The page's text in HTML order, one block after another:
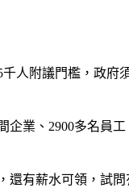
人附議門檻，政府
業、2900多名員
有薪水可領，試